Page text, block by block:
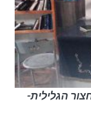
הגלילית-